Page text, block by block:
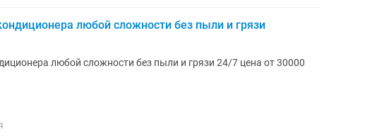
любой сложности без пыли и грязи
любой сложности без пыли и грязи 24/7 цена от 30000